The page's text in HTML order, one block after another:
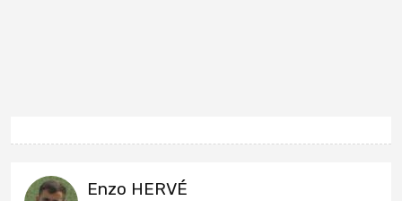
Enzo HERVÉ